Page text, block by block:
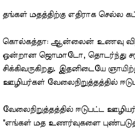
தங்கள் மதத்திற்கு எதிராக செல்ல
கொல்கத்தா: ஆன்லைன் உணவு
ஒன்றான ஜொமாடோ, தொடர்ந்து
சிக்கிவருகிறது. இதனிடையே
ஊழியர்கள் வேலைநிறுத்தத்தில்
வேலைநிறுத்தத்தில் ஈடுபட்ட
"எங்கள் மத உணர்வுகளை